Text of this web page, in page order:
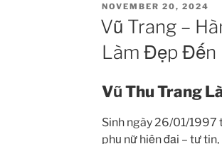
POSTED
ON
NOVEMBER 20, 2024
Vũ Trang –
Làm Đẹp Đến
Vũ Thu Trang
Sinh ngày 26/01/1997
phụ nữ hiện đại – tự